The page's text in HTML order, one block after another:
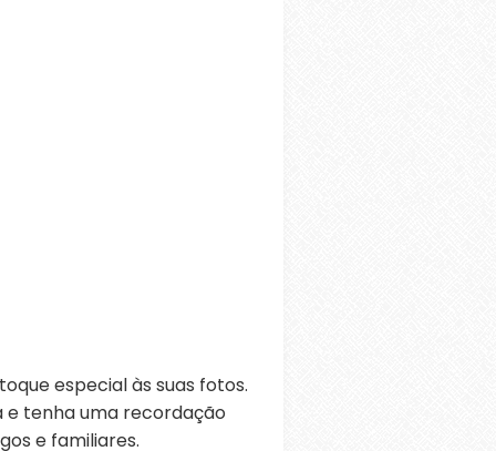
especial às suas fotos.
e tenha uma recordação
e familiares.